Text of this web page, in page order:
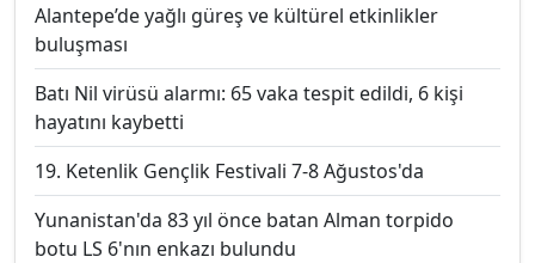
Alantepe’de yağlı güreş ve kültürel etkinlikler
buluşması
Batı Nil virüsü alarmı: 65 vaka tespit edildi, 6 kişi
hayatını kaybetti
19. Ketenlik Gençlik Festivali 7-8 Ağustos'da
Yunanistan'da 83 yıl önce batan Alman torpido
botu LS 6'nın enkazı bulundu